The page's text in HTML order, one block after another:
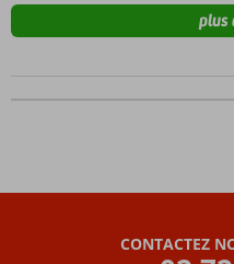
plus
CONTACTEZ